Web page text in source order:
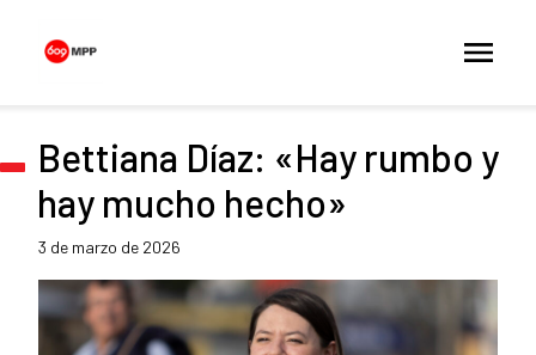
Bettiana Díaz: «Hay rumbo y
hay mucho hecho»
3 de marzo de 2026